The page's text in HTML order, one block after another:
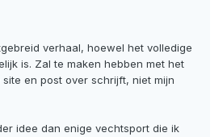
verhaal, hoewel het volledige
is. Zal te maken hebben met het
en post over schrijft, niet mijn
idee dan enige vechtsport die ik